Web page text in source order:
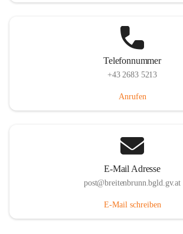
Telefonnummer
+43 2683 5213
Anrufen
E-Mail Adresse
post@breitenbrunn.bgld.gv.at
E-Mail schreiben